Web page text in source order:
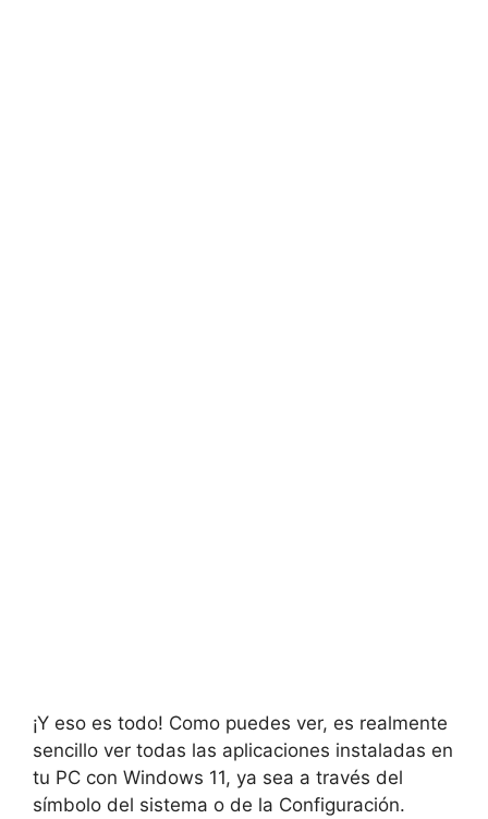
¡Y eso es todo! Como puedes ver, es realmente
sencillo ver todas las aplicaciones instaladas en
tu PC con Windows 11, ya sea a través del
símbolo del sistema o de la Configuración.